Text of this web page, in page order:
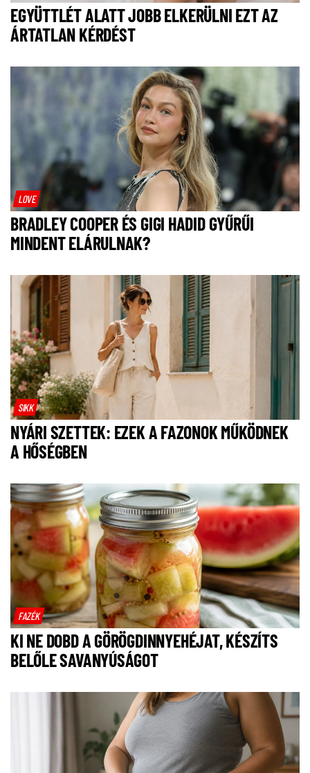
EGYÜTTLÉT ALATT JOBB ELKERÜLNI EZT AZ
ÁRTATLAN KÉRDÉST
LOVE
BRADLEY COOPER ÉS GIGI HADID GYŰRŰI
MINDENT ELÁRULNAK?
SIKK
NYÁRI SZETTEK: EZEK A FAZONOK MŰKÖDNEK
A HŐSÉGBEN
FAZÉK
KI NE DOBD A GÖRÖGDINNYEHÉJAT, KÉSZÍTS
BELŐLE SAVANYÚSÁGOT